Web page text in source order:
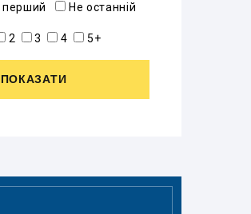
перший Не останній
2 3 4 5+
ПОКАЗАТИ